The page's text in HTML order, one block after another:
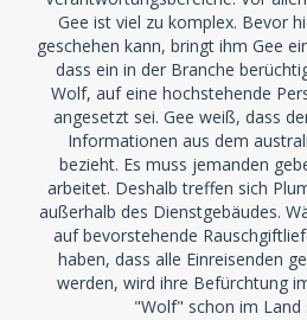
Gee ist viel zu komplex. Bevor
geschehen kann, bringt ihm Gee
dass ein in der Branche
Wolf, auf eine hochstehende
angesetzt sei. Gee weiß, dass
Informationen aus dem
bezieht. Es muss jemanden
arbeitet. Deshalb treffen sich
außerhalb des Dienstgebäudes.
auf bevorstehende
haben, dass alle Einreisenden
werden, wird ihre Befürchtung
"Wolf" schon im Land